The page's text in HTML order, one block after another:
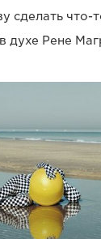
сделать что-
духе Рене